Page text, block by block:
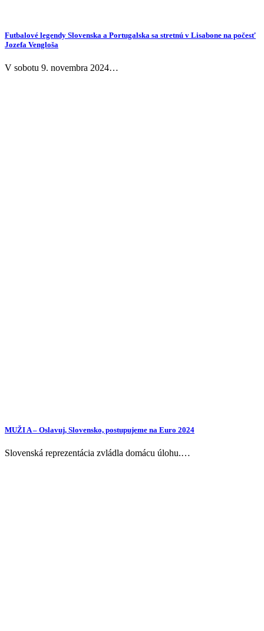
Futbalové legendy Slovenska a Portugalska sa stretnú v Lisabone na počesť
Jozefa Vengloša
V sobotu 9. novembra 2024…
MUŽI A – Oslavuj, Slovensko, postupujeme na Euro 2024
Slovenská reprezentácia zvládla domácu úlohu.…